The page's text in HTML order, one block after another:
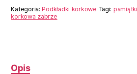
Zabrze
#2
Kategoria:Podkładki korkowe Tagi:
korkowa zabrze
Opis